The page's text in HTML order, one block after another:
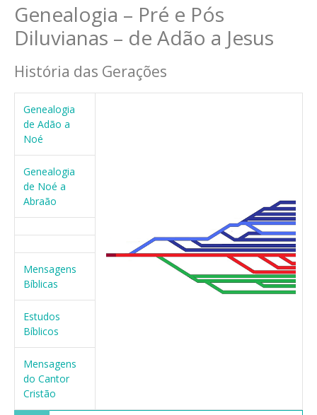
Genealogia – Pré e Pós
Diluvianas – de Adão a Jesus
História das Gerações
Genealogia
de Adão a
Noé
Genealogia
de Noé a
Abraão
Mensagens
Bíblicas
Estudos
Bíblicos
Mensagens
do Cantor
Cristão